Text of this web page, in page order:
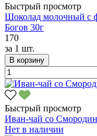
Быстрый просмотр
Шоколад молочный с
Богов 30г
170
за 1 шт.
В корзину
Быстрый просмотр
Иван-чай со
Нет в наличии